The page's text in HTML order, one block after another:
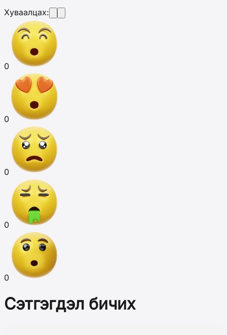
Хуваалцах:
0
0
0
0
0
Сэтгэгдэл бичих